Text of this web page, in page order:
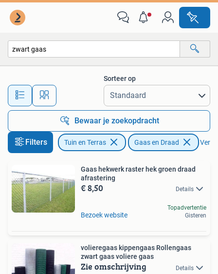
Alle afstanden…
Sorteer op
Bewaar je zoekopdracht
Filters Tuin en Terras Gaas en Draad
Gaas hekwerk raster hek groen draad
afrastering
€ 8,50 Details
Bezoek website
Topadvertentie
Gisteren
volieregaas kippengaas Rollengaas
zwart gaas voliere gaas
Zie omschrijving Details